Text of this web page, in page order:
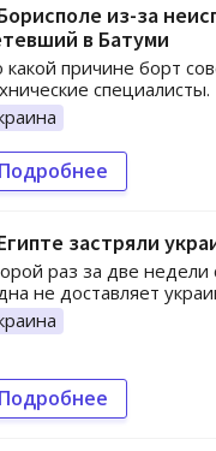
из-за
в Батуми
какой причине борт
специалисты.
Подробнее
застряли
раз за две недели
не доставляет
Подробнее